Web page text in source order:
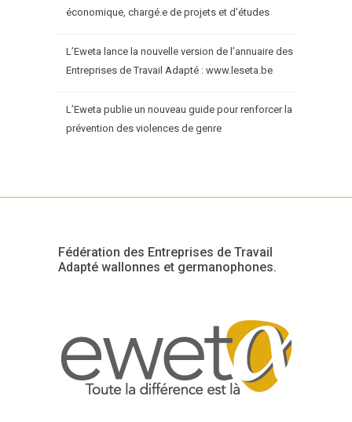
économique, chargé.e de projets et d’études
L’Eweta lance la nouvelle version de l’annuaire des
Entreprises de Travail Adapté : www.leseta.be
L’Eweta publie un nouveau guide pour renforcer la
prévention des violences de genre
Fédération des Entreprises de Travail
Adapté wallonnes et germanophones.